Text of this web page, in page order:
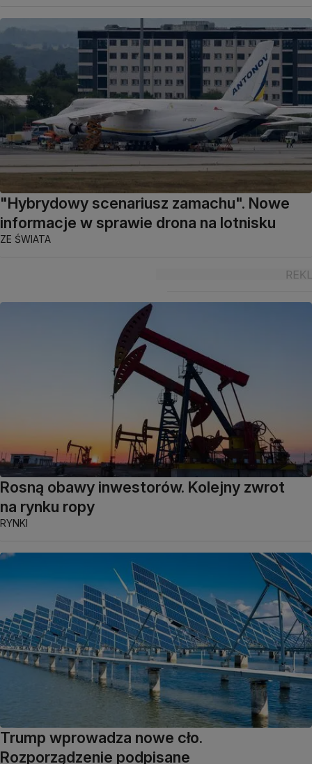
"Hybrydowy scenariusz zamachu". Nowe
informacje w sprawie drona na lotnisku
ZE ŚWIATA
Rosną obawy inwestorów. Kolejny zwrot
na rynku ropy
RYNKI
Trump wprowadza nowe cło.
Rozporządzenie podpisane